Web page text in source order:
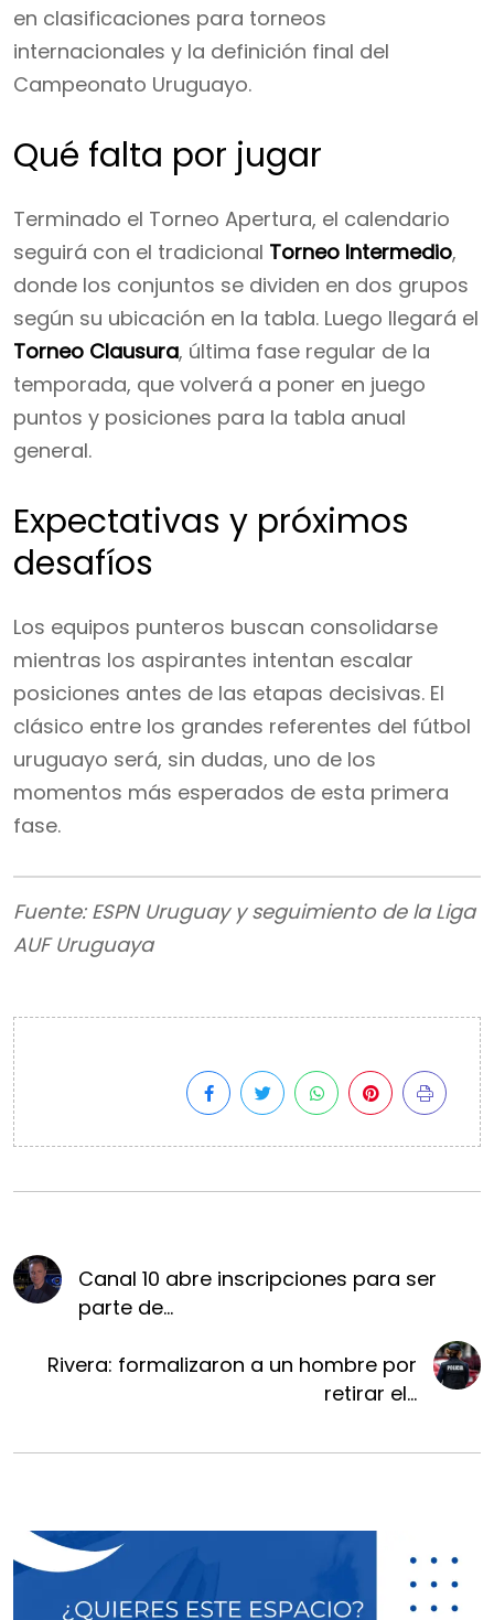
en clasificaciones para torneos
internacionales y la definición final del
Campeonato Uruguayo.
Qué falta por jugar
Terminado el Torneo Apertura, el calendario
seguirá con el tradicional Torneo Intermedio,
donde los conjuntos se dividen en dos grupos
según su ubicación en la tabla. Luego llegará el
Torneo Clausura, última fase regular de la
temporada, que volverá a poner en juego
puntos y posiciones para la tabla anual
general.
Expectativas y próximos
desafíos
Los equipos punteros buscan consolidarse
mientras los aspirantes intentan escalar
posiciones antes de las etapas decisivas. El
clásico entre los grandes referentes del fútbol
uruguayo será, sin dudas, uno de los
momentos más esperados de esta primera
fase.
Fuente: ESPN Uruguay y seguimiento de la Liga
AUF Uruguaya
Canal 10 abre inscripciones para ser
parte de...
Rivera: formalizaron a un hombre por
retirar el...